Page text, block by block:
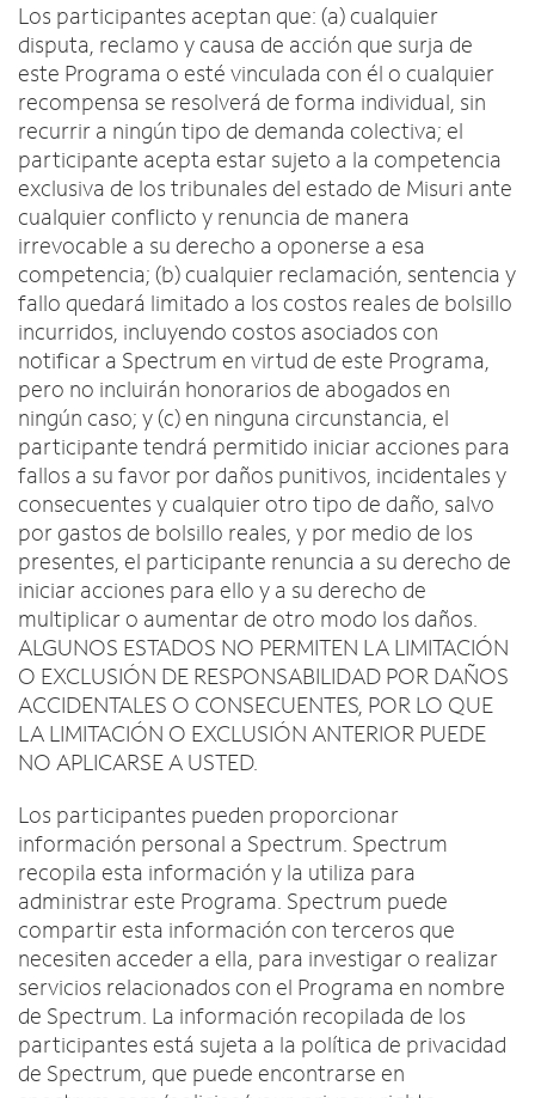
Los participantes aceptan que: (a) cualquier
disputa, reclamo y causa de acción que surja de
este Programa o esté vinculada con él o cualquier
recompensa se resolverá de forma individual, sin
recurrir a ningún tipo de demanda colectiva; el
participante acepta estar sujeto a la competencia
exclusiva de los tribunales del estado de Misuri ante
cualquier conflicto y renuncia de manera
irrevocable a su derecho a oponerse a esa
competencia; (b) cualquier reclamación, sentencia y
fallo quedará limitado a los costos reales de bolsillo
incurridos, incluyendo costos asociados con
notificar a Spectrum en virtud de este Programa,
pero no incluirán honorarios de abogados en
ningún caso; y (c) en ninguna circunstancia, el
participante tendrá permitido iniciar acciones para
fallos a su favor por daños punitivos, incidentales y
consecuentes y cualquier otro tipo de daño, salvo
por gastos de bolsillo reales, y por medio de los
presentes, el participante renuncia a su derecho de
iniciar acciones para ello y a su derecho de
multiplicar o aumentar de otro modo los daños.
ALGUNOS ESTADOS NO PERMITEN LA LIMITACIÓN
O EXCLUSIÓN DE RESPONSABILIDAD POR DAÑOS
ACCIDENTALES O CONSECUENTES, POR LO QUE
LA LIMITACIÓN O EXCLUSIÓN ANTERIOR PUEDE
NO APLICARSE A USTED.
Los participantes pueden proporcionar
información personal a Spectrum. Spectrum
recopila esta información y la utiliza para
administrar este Programa. Spectrum puede
compartir esta información con terceros que
necesiten acceder a ella, para investigar o realizar
servicios relacionados con el Programa en nombre
de Spectrum. La información recopilada de los
participantes está sujeta a la política de privacidad
de Spectrum, que puede encontrarse en